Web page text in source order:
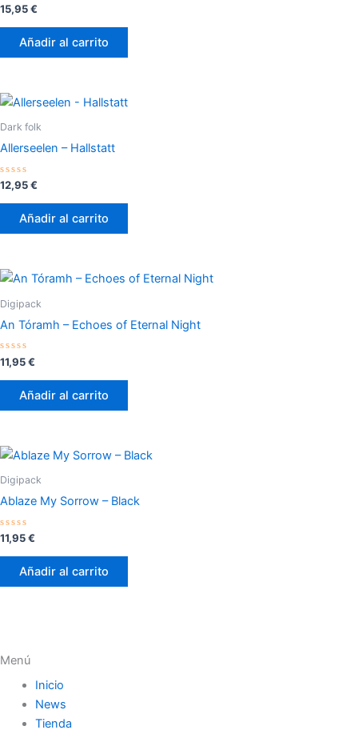
Valorado
con
0
15,95€
Añadir al carrito
Dark folk
Allerseelen – Hallstatt
Valorado
con
0
12,95€
Añadir al carrito
Digipack
An Tóramh – Echoes of Eternal Night
Valorado
con
0
11,95€
Añadir al carrito
Digipack
Ablaze My Sorrow – Black
Valorado
con
0
11,95€
Añadir al carrito
Menú
Inicio
News
Tienda